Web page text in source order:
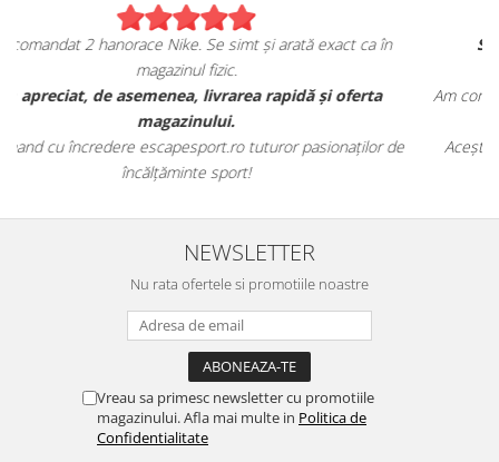
ca în
de
Sunt foarte mulțumita de achiziția mea de pe
Am comandat o pereche de sneakers Jordan și sunt
fericita cu modul in care mi se potrivesc.
Aceștia au toate caracteristicile specifice mărcii, iar
este excelentă.
NEWSLETTER
Nu rata ofertele si promotiile noastre
Vreau sa primesc newsletter cu promotiile
magazinului. Afla mai multe in Politica de
Confidentialitate